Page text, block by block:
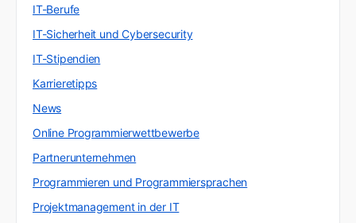
IT-Berufe
IT-Sicherheit und Cybersecurity
IT-Stipendien
Karrieretipps
News
Online Programmierwettbewerbe
Partnerunternehmen
Programmieren und Programmiersprachen
Projektmanagement in der IT